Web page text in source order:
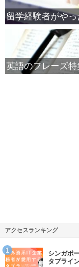
留学経験者がや
英語のフレーズ特
アクセスランキング
シンガポ
タプライ